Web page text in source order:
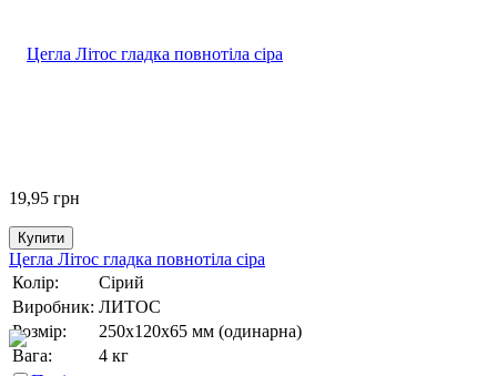
19,95 грн
Купити
Цегла Літос гладка повнотіла сіра
Колір:
Сірий
Виробник: ЛИТОС
Розмір:
250х120х65 мм (одинарна)
Вага:
4 кг